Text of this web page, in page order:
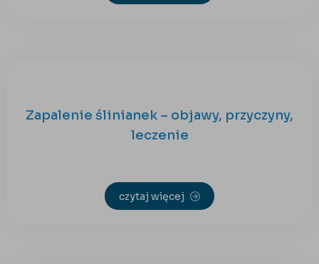
Zapalenie ślinianek – objawy, przyczyny,
leczenie
czytaj więcej